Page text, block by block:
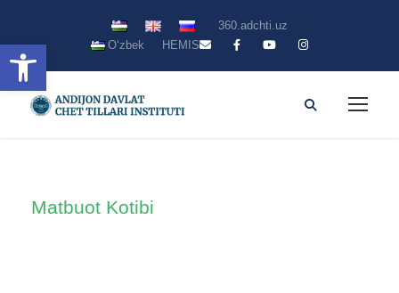
Open toolbar
360.adchti.uz
Oʻzbek
HEMIS
Matbuot Kotibi